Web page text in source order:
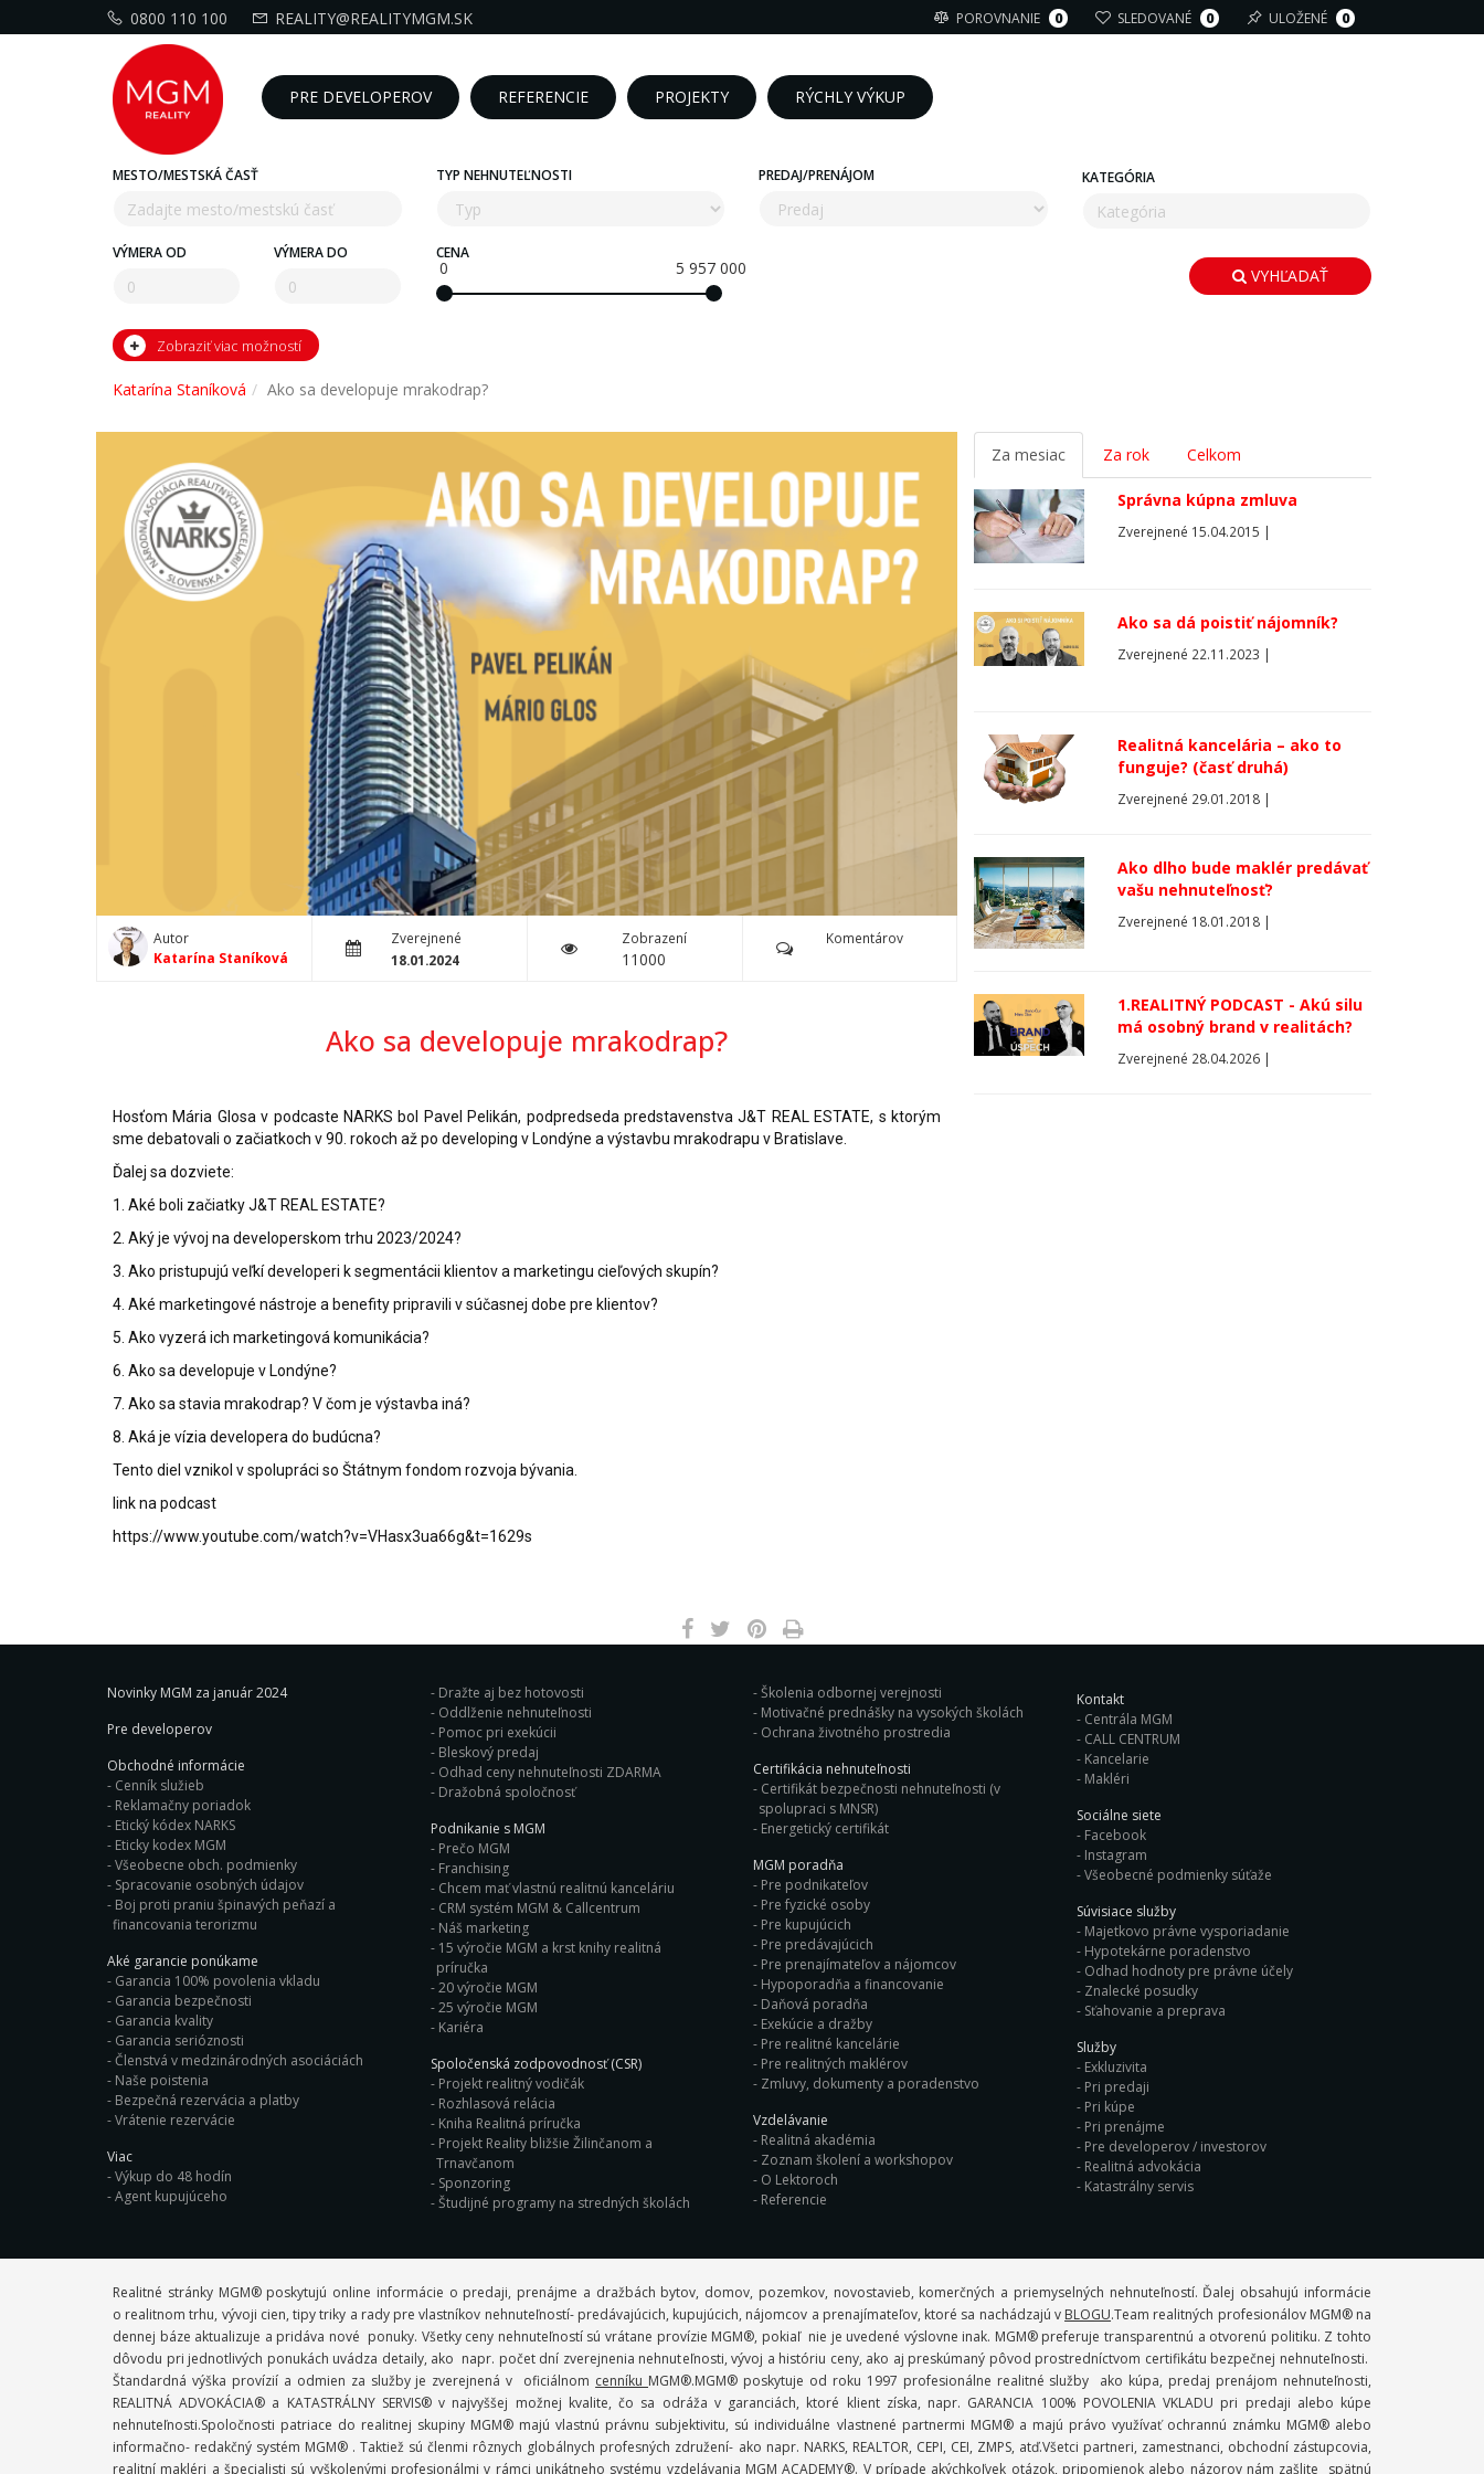
0800 110 100 REALITY@REALITYMGM.SK POROVNANIE 0 SLEDOVANÉ 0 ULOŽENÉ 0
PRE DEVELOPEROV REFERENCIE PROJEKTY RÝCHLY VÝKUP
MESTO/MESTSKÁ ČASŤ TYP NEHNUTEĽNOSTI PREDAJ/PRENÁJOM KATEGÓRIA
VÝMERA OD VÝMERA DO CENA
0 5 957 000 VYHĽADAŤ
Zobraziť viac možností
Katarína Staníková Ako sa developuje mrakodrap?
Autor
Katarína Staníková
Zverejnené
18.01.2024
Zobrazení
11000
Komentárov
Ako sa developuje mrakodrap?
Hosťom Mária Glosa v podcaste NARKS bol Pavel Pelikán, podpredseda predstavenstva J&T REAL ESTATE, s ktorým
sme debatovali o začiatkoch v 90. rokoch až po developing v Londýne a výstavbu mrakodrapu v Bratislave.
Ďalej sa dozviete:
1. Aké boli začiatky J&T REAL ESTATE?
2. Aký je vývoj na developerskom trhu 2023/2024?
3. Ako pristupujú veľkí developeri k segmentácii klientov a marketingu cieľových skupín?
4. Aké marketingové nástroje a benefity pripravili v súčasnej dobe pre klientov?
5. Ako vyzerá ich marketingová komunikácia?
6. Ako sa developuje v Londýne?
7. Ako sa stavia mrakodrap? V čom je výstavba iná?
8. Aká je vízia developera do budúcna?
Tento diel vznikol v spolupráci so Štátnym fondom rozvoja bývania.
link na podcast
https://www.youtube.com/watch?v=VHasx3ua66g&t=1629s
Za mesiac Za rok Celkom
Správna kúpna zmluva
Zverejnené 15.04.2015 |
Ako sa dá poistiť nájomník?
Zverejnené 22.11.2023 |
Realitná kancelária – ako to
funguje? (časť druhá)
Zverejnené 29.01.2018 |
Ako dlho bude maklér predávať
vašu nehnuteľnosť?
Zverejnené 18.01.2018 |
1.REALITNÝ PODCAST - Akú silu
má osobný brand v realitách?
Zverejnené 28.04.2026 |
Novinky MGM za január 2024
Pre developerov
Obchodné informácie
Cenník služieb
Reklamačny poriadok
Etický kódex NARKS
Eticky kodex MGM
Všeobecne obch. podmienky
Spracovanie osobných údajov
Boj proti praniu špinavých peňazí a
financovania terorizmu
Aké garancie ponúkame
Garancia 100% povolenia vkladu
Garancia bezpečnosti
Garancia kvality
Garancia serióznosti
Členstvá v medzinárodných asociáciách
Naše poistenia
Bezpečná rezervácia a platby
Vrátenie rezervácie
Viac
Výkup do 48 hodín
Agent kupujúceho
Dražte aj bez hotovosti
Oddlženie nehnuteľnosti
Pomoc pri exekúcii
Bleskový predaj
Odhad ceny nehnuteľnosti ZDARMA
Dražobná spoločnosť
Podnikanie s MGM
Prečo MGM
Franchising
Chcem mať vlastnú realitnú kanceláriu
CRM systém MGM & Callcentrum
Náš marketing
15 výročie MGM a krst knihy realitná
príručka
20 výročie MGM
25 výročie MGM
Kariéra
Spoločenská zodpovodnosť (CSR)
Projekt realitný vodičák
Rozhlasová relácia
Kniha Realitná príručka
Projekt Reality bližšie Žilinčanom a
Trnavčanom
Sponzoring
Študijné programy na stredných školách
Školenia odbornej verejnosti
Motivačné prednášky na vysokých školách
Ochrana životného prostredia
Certifikácia nehnuteľnosti
Certifikát bezpečnosti nehnuteľnosti (v
spolupraci s MNSR)
Energetický certifikát
MGM poradňa
Pre podnikateľov
Pre fyzické osoby
Pre kupujúcich
Pre predávajúcich
Pre prenajímateľov a nájomcov
Hypoporadňa a financovanie
Daňová poradňa
Exekúcie a dražby
Pre realitné kancelárie
Pre realitných maklérov
Zmluvy, dokumenty a poradenstvo
Vzdelávanie
Realitná akadémia
Zoznam školení a workshopov
O Lektoroch
Referencie
Kontakt
Centrála MGM
CALL CENTRUM
Kancelarie
Makléri
Sociálne siete
Facebook
Instagram
Všeobecné podmienky súťaže
Súvisiace služby
Majetkovo právne vysporiadanie
Hypotekárne poradenstvo
Odhad hodnoty pre právne účely
Znalecké posudky
Sťahovanie a preprava
Služby
Exkluzivita
Pri predaji
Pri kúpe
Pri prenájme
Pre developerov / investorov
Realitná advokácia
Katastrálny servis
Realitné stránky MGM® poskytujú online informácie o predaji, prenájme a dražbách bytov, domov, pozemkov, novostavieb, komerčných a priemyselných nehnuteľností. Ďalej obsahujú informácie
o realitnom trhu, vývoji cien, tipy triky a rady pre vlastníkov nehnuteľností- predávajúcich, kupujúcich, nájomcov a prenajímateľov, ktoré sa nachádzajú v BLOGU.Team realitných profesionálov MGM® na
dennej báze aktualizuje a pridáva nové ponuky. Všetky ceny nehnuteľností sú vrátane provízie MGM®, pokiaľ nie je uvedené výslovne inak. MGM® preferuje transparentnú a otvorenú politiku. Z tohto
dôvodu pri jednotlivých ponukách uvádza detaily, ako napr. počet dní zverejnenia nehnuteľnosti, vývoj a históriu ceny, ako aj preskúmaný pôvod prostredníctvom certifikátu bezpečnej nehnuteľnosti.
Štandardná výška provízií a odmien za služby je zverejnená v oficiálnom cenníku MGM®.MGM® poskytuje od roku 1997 profesionálne realitné služby ako kúpa, predaj prenájom nehnuteľnosti,
REALITNÁ ADVOKÁCIA® a KATASTRÁLNY SERVIS® v najvyššej možnej kvalite, čo sa odráža v garanciách, ktoré klient získa, napr. GARANCIA 100% POVOLENIA VKLADU pri predaji alebo kúpe
nehnuteľnosti.Spoločnosti patriace do realitnej skupiny MGM® majú vlastnú právnu subjektivitu, sú individuálne vlastnené partnermi MGM® a majú právo využívať ochrannú známku MGM® alebo
informačno- redakčný systém MGM® . Taktiež sú členmi rôznych globálnych profesných združení- ako napr. NARKS, REALTOR, CEPI, CEI, ZMPS, atď.Všetci partneri, zamestnanci, obchodní zástupcovia,
realitní makléri a špecialisti sú vyškolenými profesionálmi v rámci unikátneho systému vzdelávania MGM ACADEMY®. V prípade akýchkoľvek otázok, pripomienok alebo názorov nám zašlite spätnú